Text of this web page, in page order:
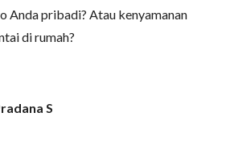
Anda pribadi? Atau kenyamanan
di rumah?
S